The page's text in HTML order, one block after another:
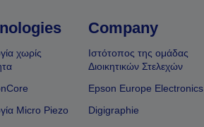
χωρίς
Micro Piezo
Company
Ιστότοπος της ομάδας
Διοικητικών Στελεχών
Epson Europe Electronics
Digigraphie